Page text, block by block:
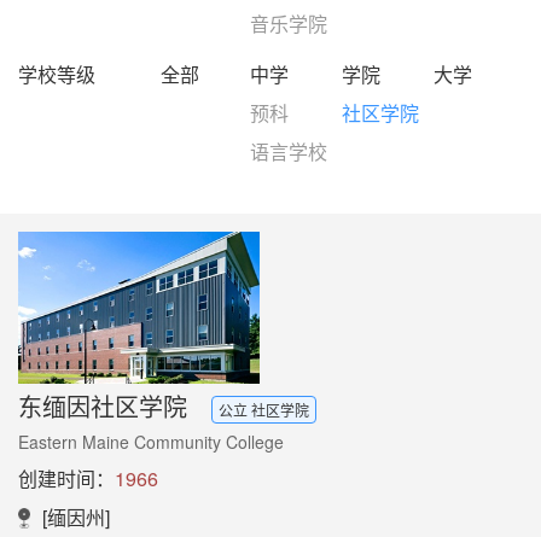
音乐学院
学校等级
全部 中学 学院
大学
预科
社区学院
语言学校
东缅因社区学院 公立 社区学院
Eastern Maine Community College
创建时间： 1966
[缅因州]